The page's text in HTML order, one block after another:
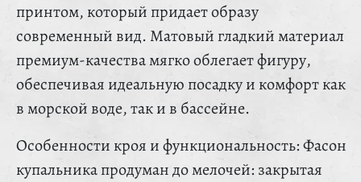
принтом, который придает образу
современный вид. Матовый гладкий материал
премиум-качества мягко облегает фигуру,
обеспечивая идеальную посадку и комфорт как
в морской воде, так и в бассейне.
Особенности кроя и функциональность: Фасон
купальника продуман до мелочей: закрытая